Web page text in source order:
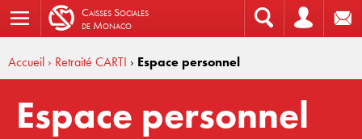
CaissesSociales
de Monaco
Accueil › Retraité CARTI › Espace personnel
Espace personnel